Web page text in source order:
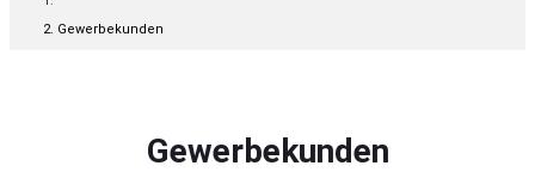
Gewerbekunden
Gewerbekunden